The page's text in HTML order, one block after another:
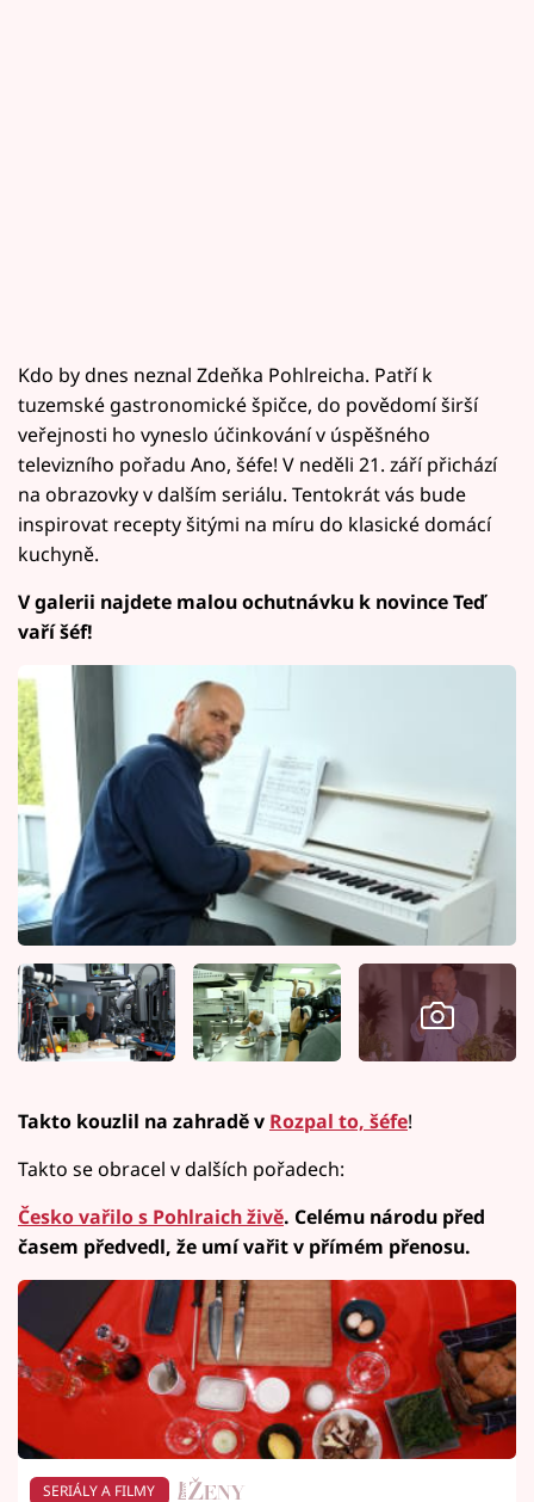
Kdo by dnes neznal Zdeňka Pohlreicha. Patří k
tuzemské gastronomické špičce, do povědomí širší
veřejnosti ho vyneslo účinkování v úspěšného
televizního pořadu Ano, šéfe! V neděli 21. září přichází
na obrazovky v dalším seriálu. Tentokrát vás bude
inspirovat recepty šitými na míru do klasické domácí
kuchyně.
V galerii najdete malou ochutnávku k novince Teď
vaří šéf!
Takto kouzlil na zahradě v Rozpal to, šéfe!
Takto se obracel v dalších pořadech:
Česko vařilo s Pohlraich živě. Celému národu před
časem předvedl, že umí vařit v přímém přenosu.
SERIÁLY A FILMY